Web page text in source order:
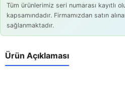
Tüm ürünlerimiz seri numarası kayıtlı
kapsamındadır. Firmamızdan satın
sağlanmaktadır.
Ürün Açıklaması